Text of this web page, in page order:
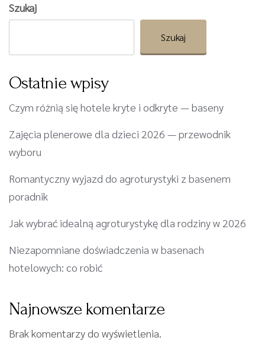
Szukaj
Szukaj
Ostatnie wpisy
Czym różnią się hotele kryte i odkryte — baseny
Zajęcia plenerowe dla dzieci 2026 — przewodnik
wyboru
Romantyczny wyjazd do agroturystyki z basenem
poradnik
Jak wybrać idealną agroturystykę dla rodziny w 2026
Niezapomniane doświadczenia w basenach
hotelowych: co robić
Najnowsze komentarze
Brak komentarzy do wyświetlenia.